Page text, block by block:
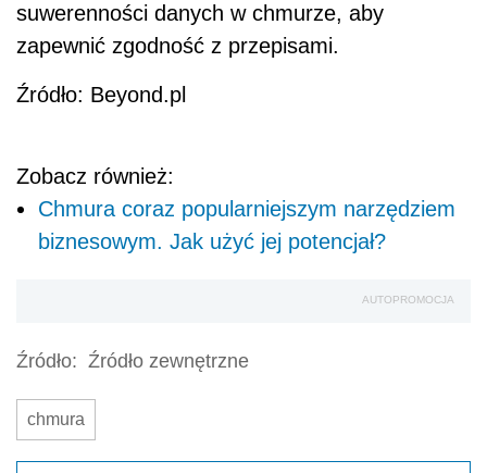
suwerenności danych w chmurze, aby
zapewnić zgodność z przepisami.
Źródło: Beyond.pl
Zobacz również:
Chmura coraz popularniejszym narzędziem
biznesowym. Jak użyć jej potencjał?
AUTOPROMOCJA
Źródło: Źródło zewnętrzne
chmura